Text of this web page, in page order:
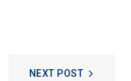
NEXT POST